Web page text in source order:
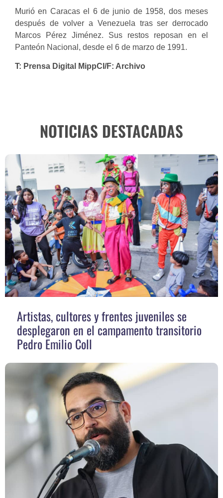
Murió en Caracas el 6 de junio de 1958, dos meses
después de volver a Venezuela tras ser derrocado
Marcos Pérez Jiménez. Sus restos reposan en el
Panteón Nacional, desde el 6 de marzo de 1991.
T: Prensa Digital MippCI/F: Archivo
NOTICIAS DESTACADAS
Artistas, cultores y frentes juveniles se
desplegaron en el campamento transitorio
Pedro Emilio Coll